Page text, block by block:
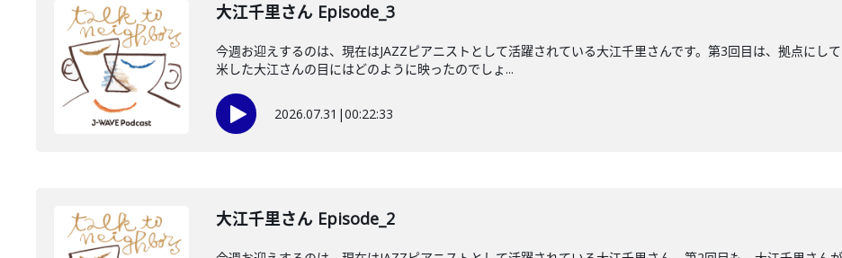
大江千里さん Episode_3
今週お迎えするのは、現在はJAZZピアニストとして活躍されている大江千里さんです。第3回目は、拠点にし
米した大江さんの目にはどのように映ったのでしょ...
2026.07.31 |00:22:33
大江千里さん Episode_2